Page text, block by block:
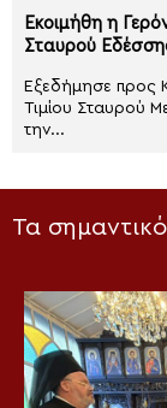
Εκοιμήθη η
Σταυρού
Εξεδήμησε προς
Τιμίου Σταυρού
την...
Τα